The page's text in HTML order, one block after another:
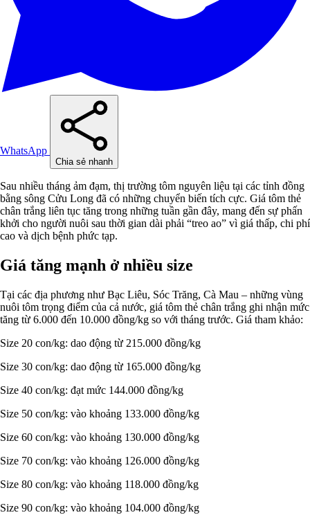
WhatsApp
Chia sẻ nhanh
Sau nhiều tháng ảm đạm, thị trường tôm nguyên liệu tại các tỉnh đồng
bằng sông Cửu Long đã có những chuyển biến tích cực. Giá tôm thẻ
chân trắng liên tục tăng trong những tuần gần đây, mang đến sự phấn
khởi cho người nuôi sau thời gian dài phải “treo ao” vì giá thấp, chi phí
cao và dịch bệnh phức tạp.
Giá tăng mạnh ở nhiều size
Tại các địa phương như Bạc Liêu, Sóc Trăng, Cà Mau – những vùng
nuôi tôm trọng điểm của cả nước, giá tôm thẻ chân trắng ghi nhận mức
tăng từ 6.000 đến 10.000 đồng/kg so với tháng trước. Giá tham khảo:
Size 20 con/kg: dao động từ 215.000 đồng/kg
Size 30 con/kg: dao động từ 165.000 đồng/kg
Size 40 con/kg: đạt mức 144.000 đồng/kg
Size 50 con/kg: vào khoảng 133.000 đồng/kg
Size 60 con/kg: vào khoảng 130.000 đồng/kg
Size 70 con/kg: vào khoảng 126.000 đồng/kg
Size 80 con/kg: vào khoảng 118.000 đồng/kg
Size 90 con/kg: vào khoảng 104.000 đồng/kg